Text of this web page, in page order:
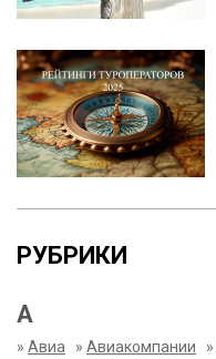
РУБРИКИ
А
» Авиа » Авиакомпании »